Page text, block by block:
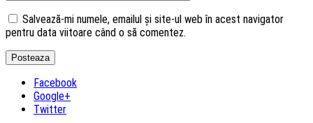
Salvează-mi numele, emailul și site-ul web în acest navigator
pentru data viitoare când o să comentez.
Facebook
Google+
Twitter